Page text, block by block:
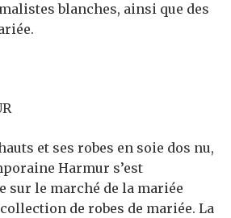
blanches, ainsi que des
et ses robes en soie dos nu,
Harmur s’est
sur le marché de la mariée
de robes de mariée. La